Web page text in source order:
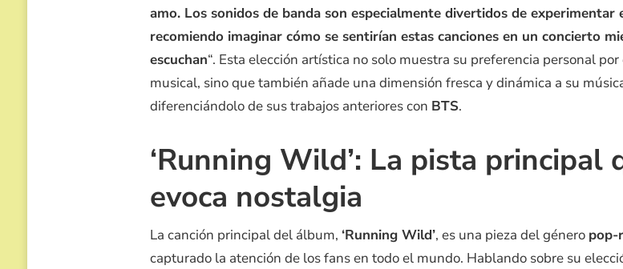
amo. Los sonidos de banda son especialmente divertidos de experimentar
recomiendo imaginar cómo se sentirían estas canciones en un concierto
escuchan“. Esta elección artística no solo muestra su preferencia personal
musical, sino que también añade una dimensión fresca y dinámica a su
diferenciándolo de sus trabajos anteriores con BTS.
‘Running Wild’: La pista principal
evoca nostalgia
La canción principal del álbum, ‘Running Wild’, es una pieza del género pop-
capturado la atención de los fans en todo el mundo. Hablando sobre su